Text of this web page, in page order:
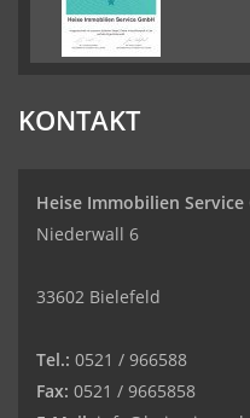
KONTAKT
Heise Immobilien Service
Niederwall 6
33602 Bielefeld
Tel.: 0521 / 966588
Fax: 0521 / 9665858